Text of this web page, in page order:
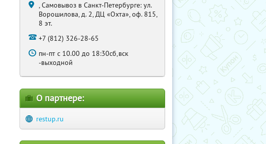
, Самовывоз в Санкт-Петербурге: ул.
Ворошилова, д. 2, ДЦ «Охта», оф. 815,
8 эт.
+7 (812) 326-28-65
пн-пт с 10.00 до 18:30сб,вск
-выходной
О партнере:
restup.ru